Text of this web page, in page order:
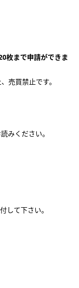
枚まで申請ができま
売買禁止です。
みください。
して下さい。